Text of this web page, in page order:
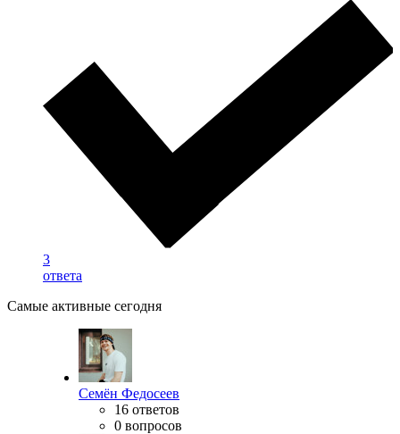
3
ответа
Самые активные сегодня
Семён Федосеев
16 ответов
0 вопросов